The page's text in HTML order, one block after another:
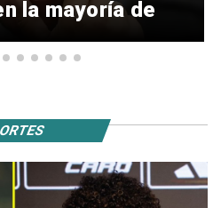
la mayoría de